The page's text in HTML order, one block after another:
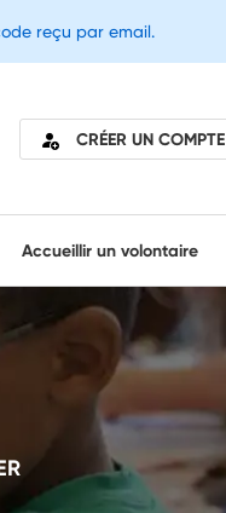
CRÉER UN COMPTE
Accueillir un volontaire
reçu par email.